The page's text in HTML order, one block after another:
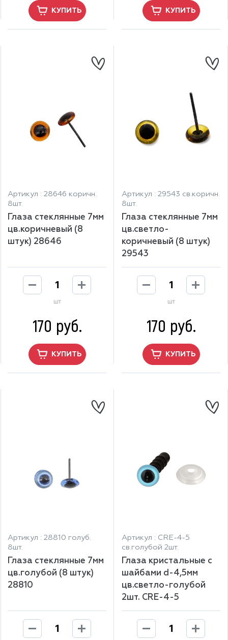
КУПИТЬ КУПИТЬ
Артикул : 28646 коричн.
8шт.
Глаза стеклянные 7мм
цв.коричневый (8
штук) 28646
шт
170 руб.
КУПИТЬ
Артикул : 29543 св.коричн.
8шт.
Глаза стеклянные 7мм
цв.светло-
коричневый (8 штук)
29543
шт
170 руб.
КУПИТЬ
Артикул : 28810 голуб.
8шт.
Глаза стеклянные 7мм
цв.голубой (8 штук)
28810
Артикул : CRE-4-5
св.голубой 2шт.
Глаза кристальные с
шайбами d-4,5мм
цв.светло-голубой
2шт. CRE-4-5